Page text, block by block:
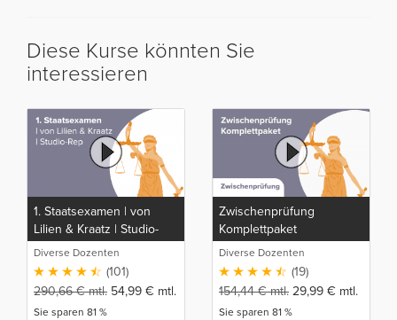
Diese Kurse könnten Sie
interessieren
1. Staatsexamen | von
Lilien & Kraatz | Studio-
Rep
Diverse Dozenten
(101)
290,66€mtl. 54,99 € mtl.
Sie sparen 81 %
Zwischenprüfung
Komplettpaket
Diverse Dozenten
(19)
154,44€mtl. 29,99 € mtl.
Sie sparen 81 %